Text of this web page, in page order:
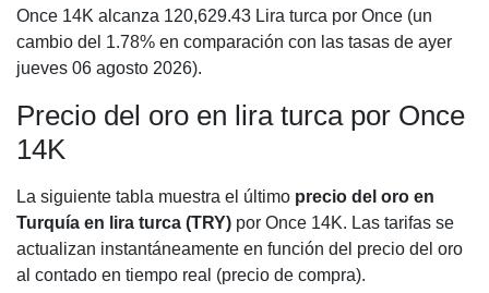
Once 14K alcanza 120,629.43 Lira turca por Once (un
cambio del 1.78% en comparación con las tasas de ayer
jueves 06 agosto 2026).
Precio del oro en lira turca por Once
14K
La siguiente tabla muestra el último precio del oro en
Turquía en lira turca (TRY) por Once 14K. Las tarifas se
actualizan instantáneamente en función del precio del oro
al contado en tiempo real (precio de compra).